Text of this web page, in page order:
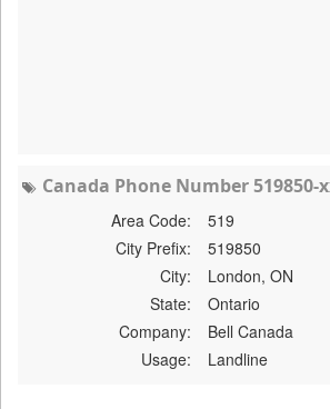
Canada Phone Number 519850-
Area Code:
519
City Prefix:
519850
City:
London, ON
State:
Ontario
Company:
Bell Canada
Usage:
Landline